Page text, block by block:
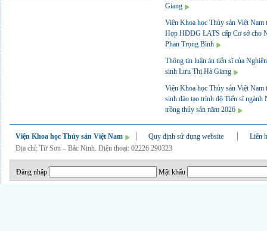
Giang
Viện Khoa học Thủy sản Việt Nam
Họp HĐĐG LATS cấp Cơ sở cho
Phan Trọng Bình
Thông tin luận án tiến sĩ của
sinh Lưu Thị Hà Giang
Viện Khoa học Thủy sản Việt Nam
sinh đào tạo trình độ Tiến sĩ ngành
trồng thủy sản năm 2026
Viện Khoa học Thủy sản Việt Nam Quy định sử dụng website
Liên
Địa chỉ: Từ Sơn – Bắc Ninh. Điện thoại: 02226 290323
Đăng nhập Mật khẩu